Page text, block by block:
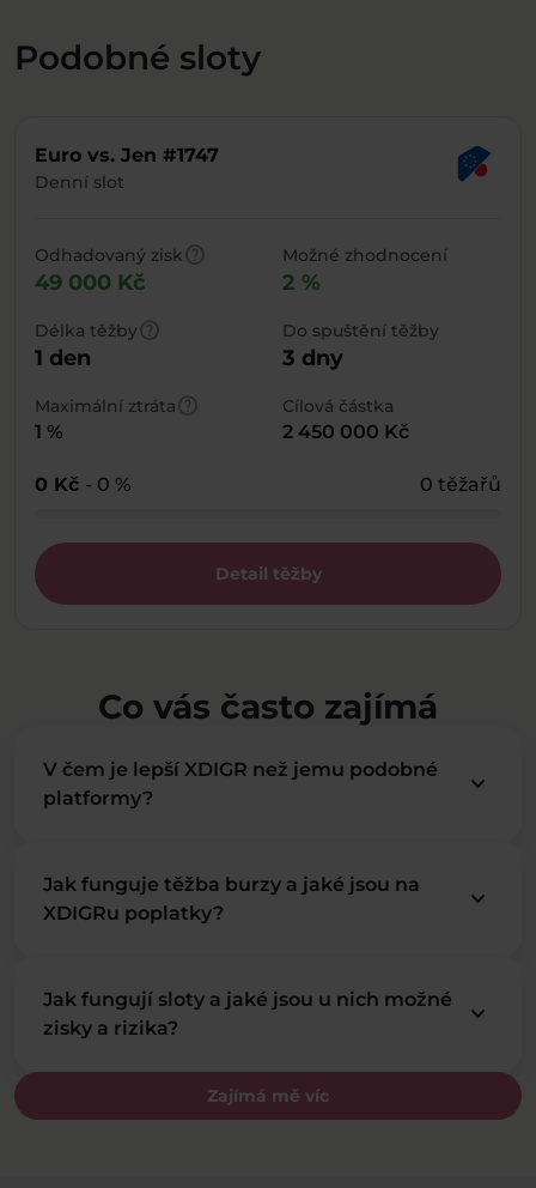
Podobné sloty
Euro vs. Jen #1747
Denní slot
Odhadovaný ziskhelp
49 000 Kč
Možné zhodnocení
2 %
Délka těžbyhelp
1 den
Do spuštění těžby
3 dny
Maximální ztrátahelp
1 %
Cílová částka
2 450 000 Kč
0 Kč - 0 % 0 těžařů
Detail těžby
Co vás často zajímá
Zajímá mě víc
V čem je lepší XDIGR než jemu podobné
platformy?
keyboard_arrow_down
Jak funguje těžba burzy a jaké jsou na
XDIGRu poplatky?
keyboard_arrow_down
Jak fungují sloty a jaké jsou u nich možné
zisky a rizika?
keyboard_arrow_down